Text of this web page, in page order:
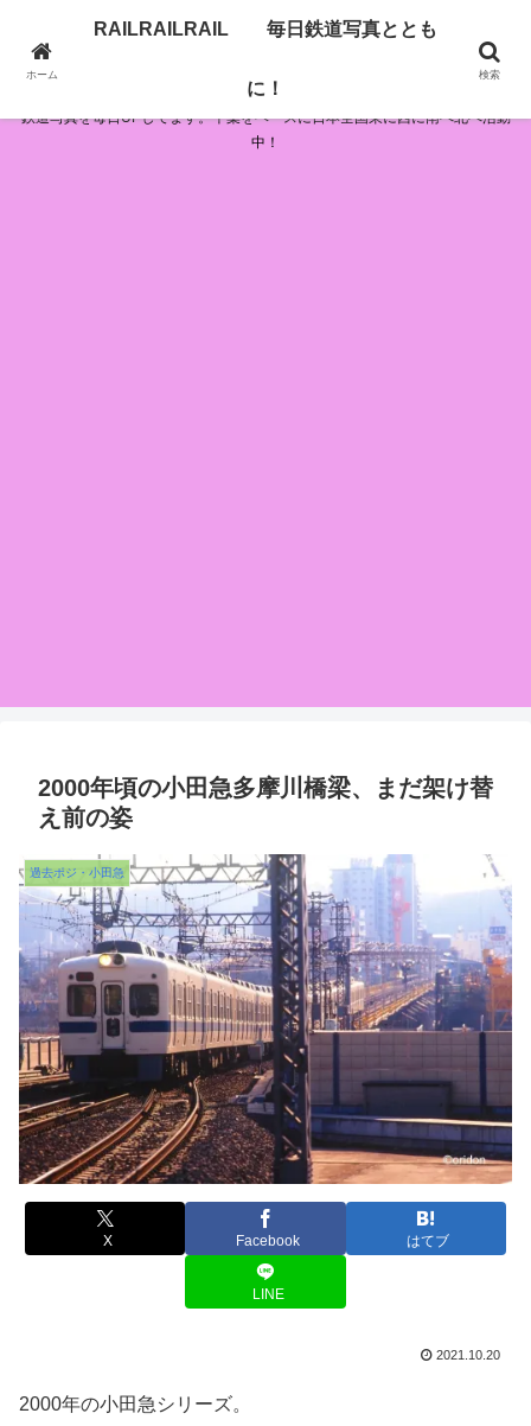
RAILRAILRAIL 毎日鉄道写真とともに！
鉄道写真を毎日UPしてます。千葉をベースに日本全国東に西に南へ北へ活動
中！
2000年頃の小田急多摩川橋梁、まだ架け替
え前の姿
過去ポジ・小田急
X Facebook はてブ
LINE
2021.10.20
2000年の小田急シリーズ。
ホーム
RAILRAILRAIL 毎日鉄道写真ととも
に！
検索